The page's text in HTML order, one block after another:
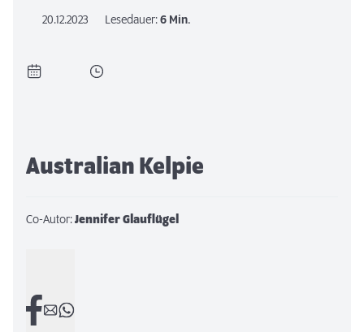
20.12.2023 Lesedauer:6 Min.
Australian Kelpie
Co-Autor:Jennifer Glauflügel